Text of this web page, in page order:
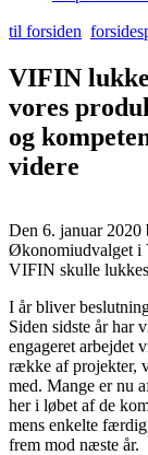
til forsiden
VIFIN
vores
og
videre
Den 6. januar 2020
Økonomiudvalget i
VIFIN skulle
I år bliver
Siden sidste år har
engageret arbejdet
række af projekter,
med. Mange er nu
her i løbet af de
mens enkelte
frem mod næste år.